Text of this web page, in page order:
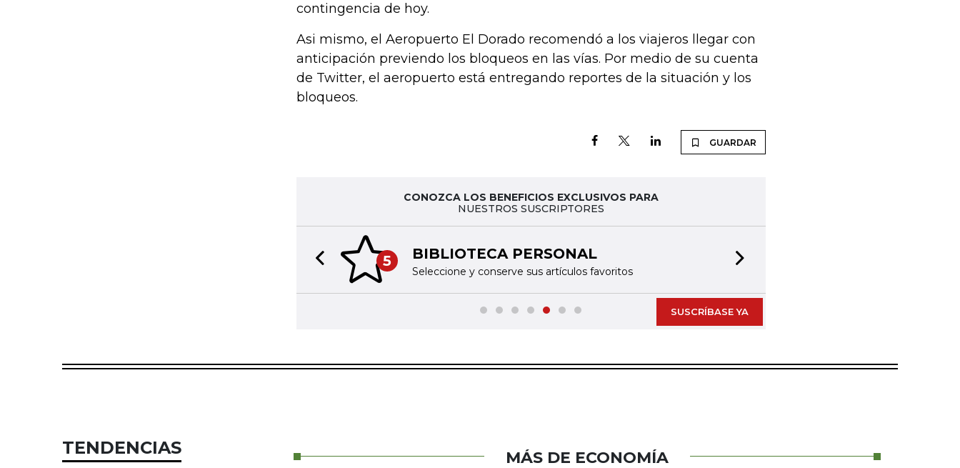
contingencia de hoy.
Asi mismo, el Aeropuerto El Dorado recomendó a los viajeros llegar con
anticipación previendo los bloqueos en las vías. Por medio de su cuenta
de Twitter, el aeropuerto está entregando reportes de la situación y los
bloqueos.
GUARDAR
CONOZCA LOS BENEFICIOS EXCLUSIVOS PARA
NUESTROS SUSCRIPTORES
5 BIBLIOTECA PERSONAL
Seleccione y conserve sus artículos favoritos
Previous slide
SUSCRÍBASE YA
TENDENCIAS MÁS DE ECONOMÍA